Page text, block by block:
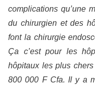
complications qu’une
du chirurgien et des
font la chirurgie
Ça c’est pour les
hôpitaux les plus
800 000 F Cfa. Il y a